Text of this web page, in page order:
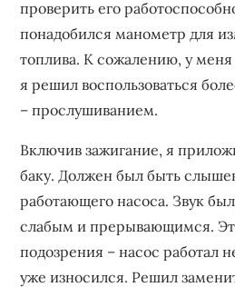
проверить его
понадобился манометр для
топлива. К сожалению, у
я решил воспользоваться
– прослушиванием.
Включив зажигание, я
баку. Должен был быть
работающего насоса. Звук
слабым и прерывающимся.
подозрения – насос работал
уже износился. Решил